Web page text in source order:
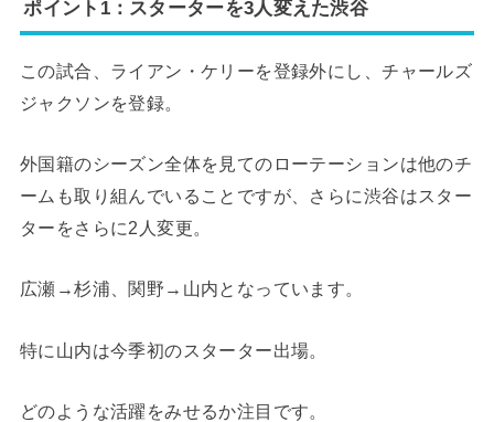
ポイント1：スターターを3人変えた渋谷
この試合、ライアン・ケリーを登録外にし、チャールズ
ジャクソンを登録。
外国籍のシーズン全体を見てのローテーションは他のチ
ームも取り組んでいることですが、さらに渋谷はスター
ターをさらに2人変更。
広瀬→杉浦、関野→山内となっています。
特に山内は今季初のスターター出場。
どのような活躍をみせるか注目です。